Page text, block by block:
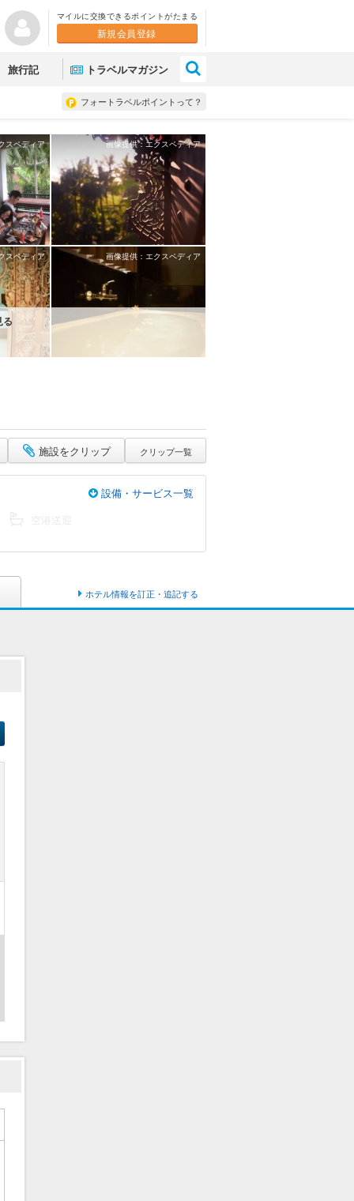
マイルに交換できるポイントがたまる
新規会員登録
旅行記 トラベルマガジン
フォートラベルポイントって？
スペディア 画像提供：エクスペディア
スペディア 画像提供：エクスペディア
る
施設をクリップ クリップ一覧
設備・サービス一覧
ホテル情報を訂正・追記する